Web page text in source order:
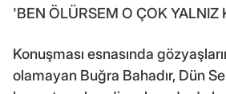
'BEN ÖLÜRSEM O ÇOK YALNIZ
Konuşması esnasında
olamayan Buğra Bahadır, Dün